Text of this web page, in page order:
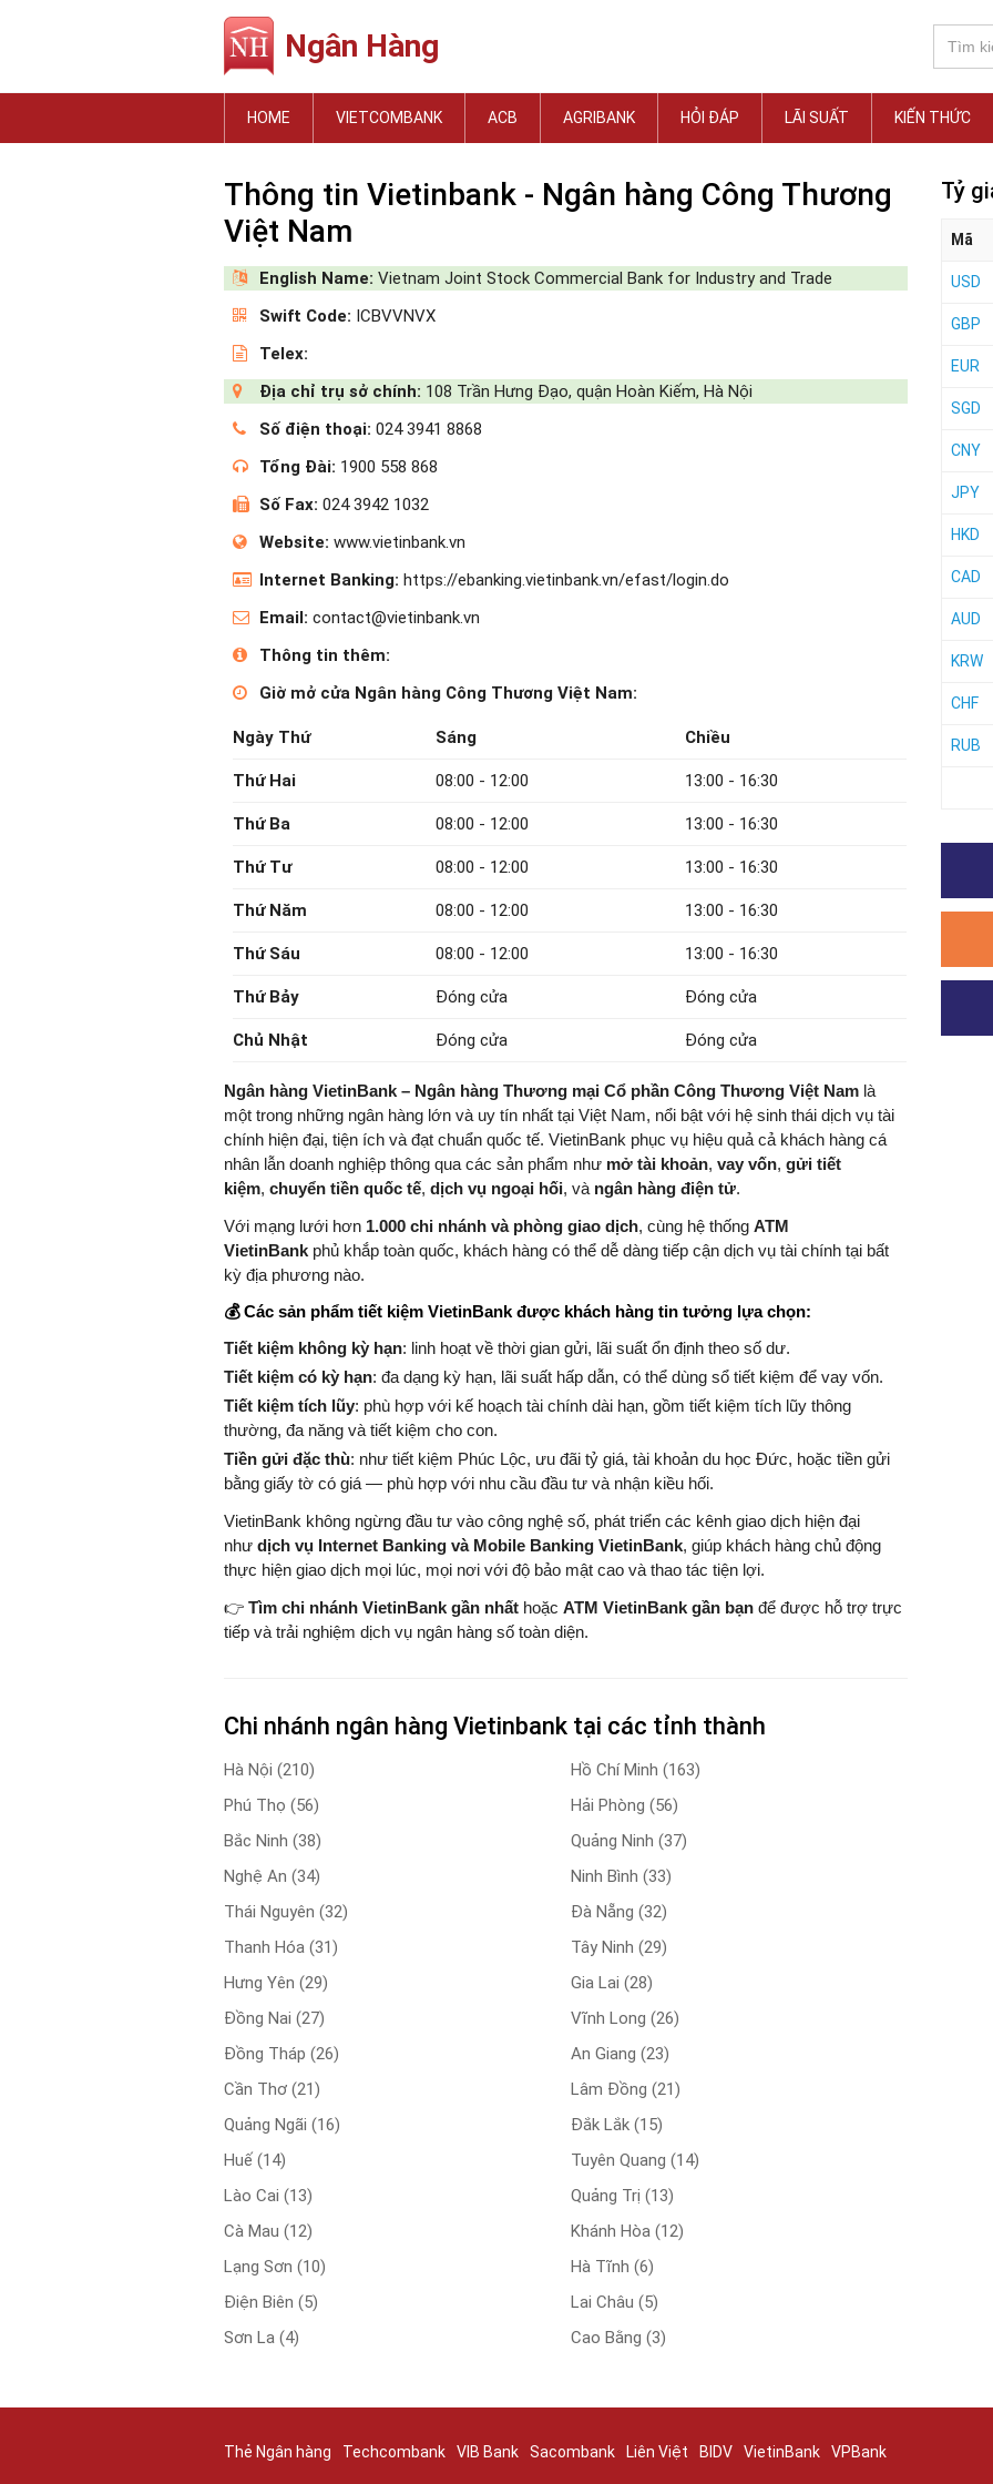
Ngân Hàng
HOME VIETCOMBANK ACB AGRIBANK HỎI ĐÁP LÃI SUẤT KIẾN THỨC
Thông tin Vietinbank - Ngân hàng Công Thương
Việt Nam
English Name: Vietnam Joint Stock Commercial Bank for Industry and Trade
Swift Code: ICBVVNVX
Telex:
Địa chỉ trụ sở chính: 108 Trần Hưng Đạo, quận Hoàn Kiếm, Hà Nội
Số điện thoại: 024 3941 8868
Tổng Đài: 1900 558 868
Số Fax: 024 3942 1032
Website: www.vietinbank.vn
Internet Banking: https://ebanking.vietinbank.vn/efast/login.do
Email: contact@vietinbank.vn
Thông tin thêm:
Giờ mở cửa Ngân hàng Công Thương Việt Nam:
Ngày Thứ Sáng Chiều
Thứ Hai 08:00 - 12:00 13:00 - 16:30
Thứ Ba 08:00 - 12:00 13:00 - 16:30
Thứ Tư 08:00 - 12:00 13:00 - 16:30
Thứ Năm 08:00 - 12:00 13:00 - 16:30
Thứ Sáu 08:00 - 12:00 13:00 - 16:30
Thứ Bảy Đóng cửa Đóng cửa
Chủ Nhật Đóng cửa Đóng cửa
Ngân hàng VietinBank – Ngân hàng Thương mại Cổ phần Công Thương Việt Nam là
một trong những ngân hàng lớn và uy tín nhất tại Việt Nam, nổi bật với hệ sinh thái dịch vụ tài
chính hiện đại, tiện ích và đạt chuẩn quốc tế. VietinBank phục vụ hiệu quả cả khách hàng cá
nhân lẫn doanh nghiệp thông qua các sản phẩm như mở tài khoản, vay vốn, gửi tiết
kiệm, chuyển tiền quốc tế, dịch vụ ngoại hối, và ngân hàng điện tử.
Với mạng lưới hơn 1.000 chi nhánh và phòng giao dịch, cùng hệ thống ATM
VietinBank phủ khắp toàn quốc, khách hàng có thể dễ dàng tiếp cận dịch vụ tài chính tại bất
kỳ địa phương nào.
💰 Các sản phẩm tiết kiệm VietinBank được khách hàng tin tưởng lựa chọn:
Tiết kiệm không kỳ hạn: linh hoạt về thời gian gửi, lãi suất ổn định theo số dư.
Tiết kiệm có kỳ hạn: đa dạng kỳ hạn, lãi suất hấp dẫn, có thể dùng sổ tiết kiệm để vay vốn.
Tiết kiệm tích lũy: phù hợp với kế hoạch tài chính dài hạn, gồm tiết kiệm tích lũy thông
thường, đa năng và tiết kiệm cho con.
Tiền gửi đặc thù: như tiết kiệm Phúc Lộc, ưu đãi tỷ giá, tài khoản du học Đức, hoặc tiền gửi
bằng giấy tờ có giá — phù hợp với nhu cầu đầu tư và nhận kiều hối.
VietinBank không ngừng đầu tư vào công nghệ số, phát triển các kênh giao dịch hiện đại
như dịch vụ Internet Banking và Mobile Banking VietinBank, giúp khách hàng chủ động
thực hiện giao dịch mọi lúc, mọi nơi với độ bảo mật cao và thao tác tiện lợi.
👉 Tìm chi nhánh VietinBank gần nhất hoặc ATM VietinBank gần bạn để được hỗ trợ trực
tiếp và trải nghiệm dịch vụ ngân hàng số toàn diện.
Chi nhánh ngân hàng Vietinbank tại các tỉnh thành
Hà Nội (210) Hồ Chí Minh(163)
Phú Thọ (56) Hải Phòng(56)
Bắc Ninh (38) Quảng Ninh(37)
Nghệ An (34) Ninh Bình(33)
Thái Nguyên (32) Đà Nẵng(32)
Thanh Hóa (31) Tây Ninh(29)
Hưng Yên (29) Gia Lai(28)
Đồng Nai (27) Vĩnh Long(26)
Đồng Tháp (26) An Giang(23)
Cần Thơ (21) Lâm Đồng(21)
Quảng Ngãi (16) Đắk Lắk(15)
Huế (14) Tuyên Quang(14)
Lào Cai (13) Quảng Trị(13)
Cà Mau (12) Khánh Hòa(12)
Lạng Sơn (10) Hà Tĩnh(6)
Điện Biên (5) Lai Châu(5)
Sơn La (4) Cao Bằng(3)
Tỷ
Mã
USD
GBP
EUR
SGD
CNY
JPY
HKD
CAD
AUD
KRW
CHF
RUB
Thẻ Ngân hàng Techcombank VIB Bank Sacombank Liên Việt BIDV VietinBank VPBank